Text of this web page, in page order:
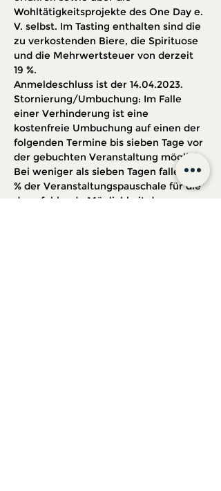
Wohltätigkeitsprojekte des One Day e.
V. selbst. Im Tasting enthalten sind die
zu verkostenden Biere, die Spirituose
und die Mehrwertsteuer von derzeit
19 %.
Anmeldeschluss ist der 14.04.2023.
Stornierung/Umbuchung: Im Falle
einer Verhinderung ist eine
kostenfreie Umbuchung auf einen der
folgenden Termine bis sieben Tage vor
der gebuchten Veranstaltung möglich.
Bei weniger als sieben Tagen fallen 50
% der Veranstaltungspauschale für die
dann fehlende Möglichkeit der